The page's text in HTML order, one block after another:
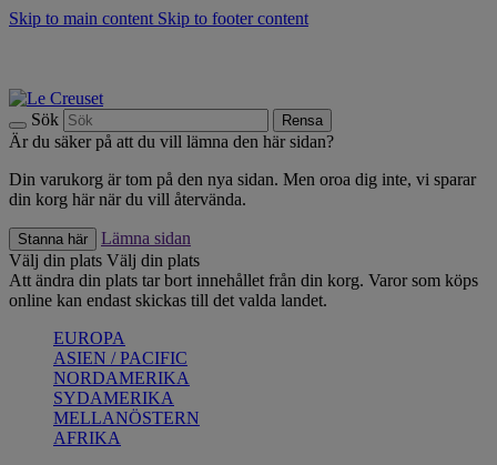
Skip to main content Skip to footer content
Sök Rensa
Är du säker på att du vill lämna den här sidan?
Din varukorg är tom på den nya sidan. Men oroa dig inte, vi sparar
din korg här när du vill återvända.
Stanna här
Lämna sidan
Välj din plats Välj din plats
Att ändra din plats tar bort innehållet från din korg. Varor som köps
online kan endast skickas till det valda landet.
EUROPA
ASIEN / PACIFIC
NORDAMERIKA
SYDAMERIKA
MELLANÖSTERN
AFRIKA